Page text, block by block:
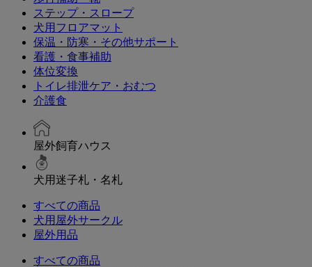
ステップ・スロープ
犬用フロアマット
保温・防寒・その他サポート
看護・食事補助
体位変換
トイレ排泄ケア・おむつ
介護食
屋外飼育ハウス
犬用迷子札・名札
すべての商品
犬用屋外サークル
屋外用品
すべての商品